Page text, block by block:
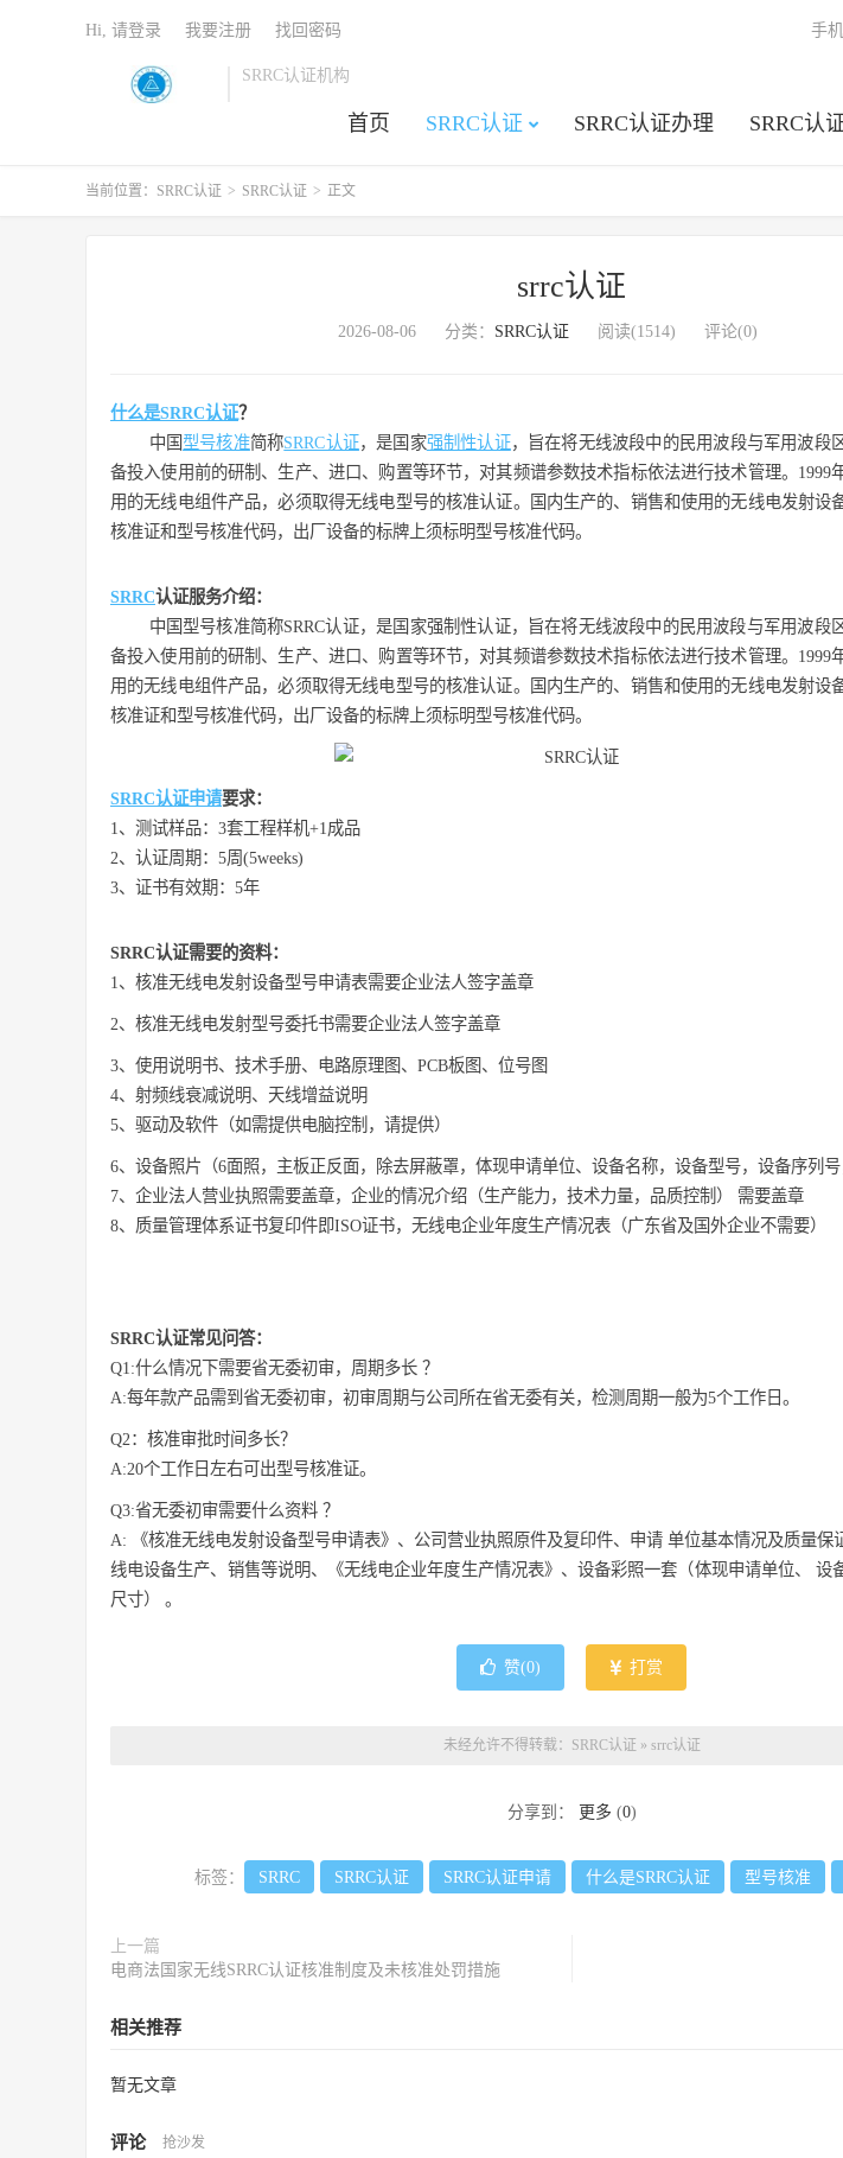
SRRC认证机构
首页 SRRC认证 SRRC认证办理 SRRC认
手
Hi, 请登录 我要注册 找回密码
当前位置： SRRC认证 > SRRC认证 > 正文
srrc认证
2026-08-06 分类： SRRC认证 阅读(1514) 评论(0)
什么是SRRC认证？
中国型号核准简称SRRC认证，是国家强制性认证，旨在将无线波段中的民用波段与军用波段
备投入使用前的研制、生产、进口、购置等环节，对其频谱参数技术指标依法进行技术管理。1999
用的无线电组件产品，必须取得无线电型号的核准认证。国内生产的、销售和使用的无线电发射设
核准证和型号核准代码，出厂设备的标牌上须标明型号核准代码。
SRRC认证服务介绍：
中国型号核准简称SRRC认证，是国家强制性认证，旨在将无线波段中的民用波段与军用波段
备投入使用前的研制、生产、进口、购置等环节，对其频谱参数技术指标依法进行技术管理。1999
用的无线电组件产品，必须取得无线电型号的核准认证。国内生产的、销售和使用的无线电发射设
核准证和型号核准代码，出厂设备的标牌上须标明型号核准代码。
SRRC认证申请要求：
1、测试样品：3套工程样机+1成品
2、认证周期：5周(5weeks)
3、证书有效期：5年
SRRC认证需要的资料：
1、核准无线电发射设备型号申请表需要企业法人签字盖章
2、核准无线电发射型号委托书需要企业法人签字盖章
3、使用说明书、技术手册、电路原理图、PCB板图、位号图
4、射频线衰减说明、天线增益说明
5、驱动及软件（如需提供电脑控制，请提供）
6、设备照片（6面照，主板正反面，除去屏蔽罩，体现申请单位、设备名称，设备型号，设备序列
7、企业法人营业执照需要盖章，企业的情况介绍（生产能力，技术力量，品质控制） 需要盖章
8、质量管理体系证书复印件即ISO证书，无线电企业年度生产情况表（广东省及国外企业不需要）
SRRC认证常见问答：
Q1:什么情况下需要省无委初审，周期多长 ？
A:每年款产品需到省无委初审，初审周期与公司所在省无委有关，检测周期一般为5个工作日。
Q2：核准审批时间多长？
A:20个工作日左右可出型号核准证。
Q3:省无委初审需要什么资料 ？
A: 《核准无线电发射设备型号申请表》、公司营业执照原件及复印件、申请 单位基本情况及质量保
线电设备生产、销售等说明、《无线电企业年度生产情况表》、设备彩照一套（体现申请单位、 设
尺寸） 。
赞(0) 打赏
未经允许不得转载： SRRC认证 » srrc认证
分享到： 更多 (0)
标签： SRRC SRRC认证 SRRC认证申请 什么是SRRC认证 型号核准
上一篇
电商法国家无线SRRC认证核准制度及未核准处罚措施
相关推荐
暂无文章
评论 抢沙发